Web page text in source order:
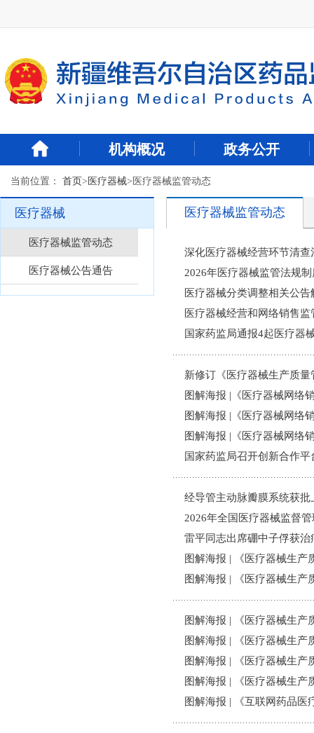
机构概况 政务公开
当前位置： 首页> 医疗器械> 医疗器械监管动态
医疗器械
医疗器械监管动态
医疗器械公告通告
医疗器械监管动态
深化医疗器械经营环节清
2026年医疗器械监管法规
医疗器械分类调整相关公
医疗器械经营和网络销售
国家药监局通报4起医疗器
新修订《医疗器械生产质
图解海报 |《医疗器械网络
图解海报 |《医疗器械网络
图解海报 |《医疗器械网络
国家药监局召开创新合作
经导管主动脉瓣膜系统获
2026年全国医疗器械监督
雷平同志出席硼中子俘获
图解海报 | 《医疗器械生
图解海报 | 《医疗器械生
图解海报 | 《医疗器械生
图解海报 | 《医疗器械生
图解海报 | 《医疗器械生
图解海报 | 《医疗器械生
图解海报 | 《互联网药品
开
无
障
面,
Alt
波
键
开
导